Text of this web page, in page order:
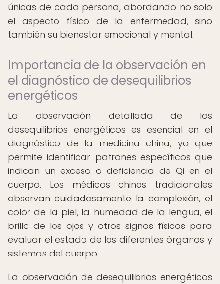
únicas de cada persona, abordando no solo
el aspecto físico de la enfermedad, sino
también su bienestar emocional y mental.
Importancia de la observación en
el diagnóstico de desequilibrios
energéticos
La observación detallada de los
desequilibrios energéticos es esencial en el
diagnóstico de la medicina china, ya que
permite identificar patrones específicos que
indican un exceso o deficiencia de Qi en el
cuerpo. Los médicos chinos tradicionales
observan cuidadosamente la complexión, el
color de la piel, la humedad de la lengua, el
brillo de los ojos y otros signos físicos para
evaluar el estado de los diferentes órganos y
sistemas del cuerpo.
La observación de desequilibrios energéticos